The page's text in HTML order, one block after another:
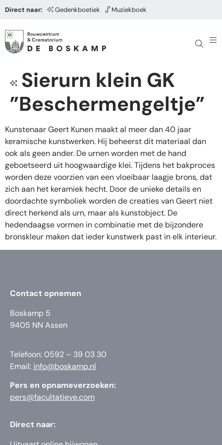
Direct naar: Gedenkboetiek Muziekboek
Sierurn klein GK
”Beschermengeltje”
Kunstenaar Geert Kunen maakt al meer dan 40 jaar
keramische kunstwerken. Hij beheerst dit materiaal dan
ook als geen ander. De urnen worden met de hand
geboetseerd uit hoogwaardige klei. Tijdens het bakproces
worden deze voorzien van een vloeibaar laagje brons, dat
zich aan het keramiek hecht. Door de unieke details en
doordachte symboliek worden de creaties van Geert niet
direct herkend als urn, maar als kunstobject. De
hedendaagse vormen in combinatie met de bijzondere
bronskleur maken dat ieder kunstwerk past in elk interieur.
Contact opnemen
Boskamp 5
9405 NN Assen
Telefoon: 0592 – 39 03 30
Email: info@boskamp.nl
Pers en opnameverzoeken:
pers@facultatieve.com
Direct naar: